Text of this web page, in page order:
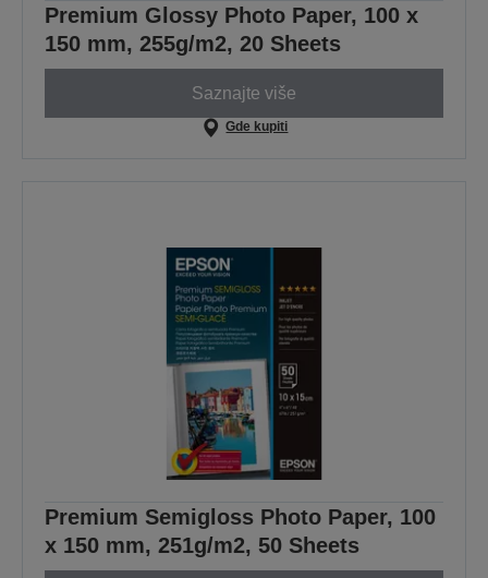
Premium Glossy Photo Paper, 100 x
150 mm, 255g/m2, 20 Sheets
Saznajte više
Gde kupiti
Premium Semigloss Photo Paper, 100
x 150 mm, 251g/m2, 50 Sheets